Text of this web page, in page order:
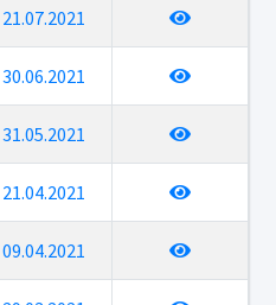
21.07.2021
30.06.2021
31.05.2021
21.04.2021
09.04.2021